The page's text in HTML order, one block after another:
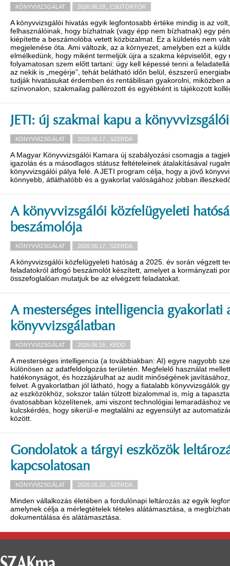
KÖNYVVIZSGÁLAT 2026.06.18., CSÜTÖRTÖK
A könyvvizsgálói hivatás egyik legfontosabb értéke mindig is az
felhasználóinak, hogy bízhatnak (vagy épp nem bízhatnak) egy
kiépítette a beszámolóba vetett közbizalmat. Ez a küldetés nem
megjelenése óta. Ami változik, az a környezet, amelyben ezt a
elmélkedünk, hogy miként termeljük újra a szakma képviselőit, egy
folyamatosan szem előtt tartani: úgy kell képessé tenni a
az nekik is „megérje”, tehát belátható időn belül, észszerű
tudják hivatásukat érdemben és rentábilisan gyakorolni, miközben
színvonalon, szakmailag pallérozott és egyébként is tájékozott
JETI: új szakmai kapu a
KÖNYVVIZSGÁLAT 2026.06.17., SZERDA
A Magyar Könyvvizsgálói Kamara új szabályozási csomagja a
igazolás és a másodlagos státusz feltételeinek átalakításával
könyvvizsgálói pálya felé. A JETI program célja, hogy a jövő
könnyebb, átláthatóbb és a gyakorlat valóságához jobban
A könyvvizsgálói közfelügyeleti
beszámolója
KÖNYVVIZSGÁLAT 2026.06.17., SZERDA
A könyvvizsgálói közfelügyeleti hatóság a 2025. év során végzett
feladatokról átfogó beszámolót készített, amelyet a kormányzati
összefoglalóan mutatjuk be az elvégzett feladatokat.
A mesterséges intelligencia gyakorlati
könyvvizsgálatban
KÖNYVVIZSGÁLAT 2026.06.16., KEDD
A mesterséges intelligencia (a továbbiakban: AI) egyre nagyobb
különösen az adatfeldolgozás területén. Megfelelő használat
hatékonyságot, és hozzájárulhat az audit minőségének
felvet. A gyakorlatban jól látható, hogy a fiatalabb könyvvizsgálók
az eszközökhöz, sokszor talán túlzott bizalommal is, míg a
óvatosabban közelítenek, ami viszont technológiai lemaradáshoz
kulcskérdés, hogy sikerül-e megtalálni az egyensúlyt az
között.
Gondolatok a tárgyi eszközök
kapcsolatosan
KÖNYVVIZSGÁLAT 2026.05.20., SZERDA
Minden vállalkozás életében a fordulónapi leltározás az egyik
amelynek célja a mérlegtételek tételes alátámasztása, a
dokumentálása és alátámasztása.